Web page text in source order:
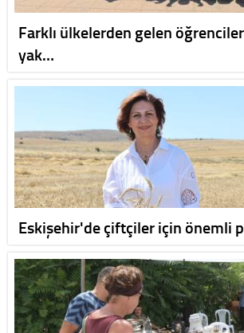
Farklı ülkelerden gelen
yak…
Eskişehir'de çiftçiler için önemli